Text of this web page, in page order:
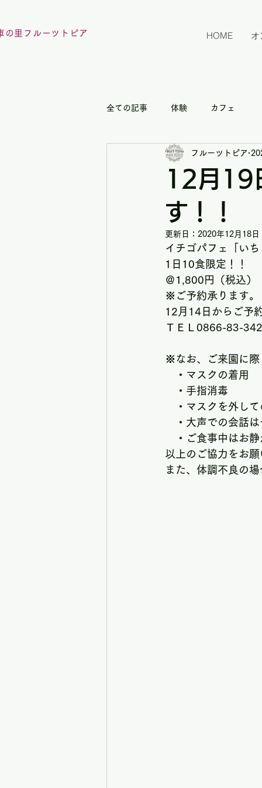
の里フルーツトピア HOME
全ての記事 体験 カフェ
12月19
す！！
フルーツトピア
更新日： 2020年12月18日
イチゴパフェ「い
1日10食限定！！
＠1,800円（税込）
※ご予約承ります。
12月14日からご予
ＴＥＬ0866-83-
※なお、ご来園に際
・マスクの着用
・手指消毒
・マスクを外して
・大声での会話は
・ご食事中はお静
以上のご協力をお
また、体調不良の